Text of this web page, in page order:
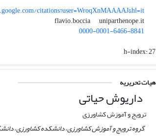
citations?user=WroqXnMAAAAJ&hl=it
flavio.boccia
uniparthenope.it
0000-0001-6466-8841
h-index:27
هیات تحریریه
داریوش حیاتی
ترویج و آموزش کشاورزی
گروه ترویج و آموزش کشاورزی، دانشکده کشاورزی،